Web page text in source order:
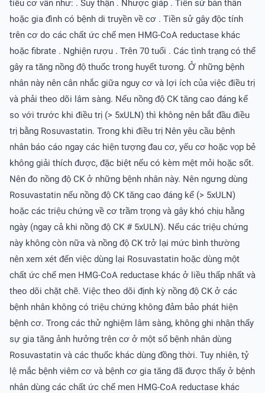
tiêu cơ vân như: . Suy thận . Nhược giáp . Tiền sử bản thân
hoặc gia đình có bệnh di truyền về cơ . Tiền sử gây độc tính
trên cơ do các chất ức chế men HMG-CoA reductase khác
hoặc fibrate . Nghiện rượu . Trên 70 tuổi . Các tình trạng có thể
gây ra tăng nồng độ thuốc trong huyết tương. Ở những bệnh
nhân này nên cân nhắc giữa nguy cơ và lợi ích của việc điều trị
và phải theo dõi lâm sàng. Nếu nồng độ CK tăng cao đáng kể
so với trước khi điều trị (> 5xULN) thì không nên bắt đầu điều
trị bằng Rosuvastatin. Trong khi điều trị Nên yêu cầu bệnh
nhân báo cáo ngay các hiện tượng đau cơ, yếu cơ hoặc vọp bẻ
không giải thích được, đặc biệt nếu có kèm mệt mỏi hoặc sốt.
Nên đo nồng độ CK ở những bệnh nhân này. Nên ngưng dùng
Rosuvastatin nếu nồng độ CK tăng cao đáng kể (> 5xULN)
hoặc các triệu chứng về cơ trầm trọng và gây khó chịu hằng
ngày (ngay cả khi nồng độ CK # 5xULN). Nếu các triệu chứng
này không còn nữa và nồng độ CK trở lại mức bình thường
nên xem xét đến việc dùng lại Rosuvastatin hoặc dùng một
chất ức chế men HMG-CoA reductase khác ở liều thấp nhất và
theo dõi chặt chẽ. Việc theo dõi định kỳ nồng độ CK ở các
bệnh nhân không có triệu chứng không đảm bảo phát hiện
bệnh cơ. Trong các thử nghiệm lâm sàng, không ghi nhận thấy
sự gia tăng ảnh hưởng trên cơ ở một số bệnh nhân dùng
Rosuvastatin và các thuốc khác dùng đồng thời. Tuy nhiên, tỷ
lệ mắc bệnh viêm cơ và bệnh cơ gia tăng đã được thấy ở bệnh
nhân dùng các chất ức chế men HMG-CoA reductase khác